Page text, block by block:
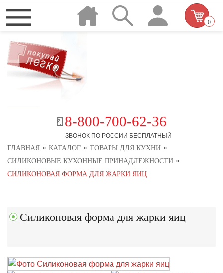
8-800-700-62-36
ЗВОНОК ПО РОССИИ БЕСПЛАТНЫЙ
0
ГЛАВНАЯ » КАТАЛОГ » ТОВАРЫ ДЛЯ КУХНИ »
СИЛИКОНОВЫЕ КУХОННЫЕ ПРИНАДЛЕЖНОСТИ »
СИЛИКОНОВАЯ ФОРМА ДЛЯ ЖАРКИ ЯИЦ
Силиконовая форма для жарки яиц